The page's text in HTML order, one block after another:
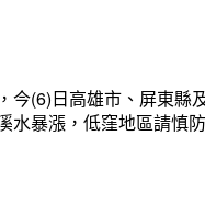
今(6)日高雄市、屏東
水暴漲，低窪地區請慎